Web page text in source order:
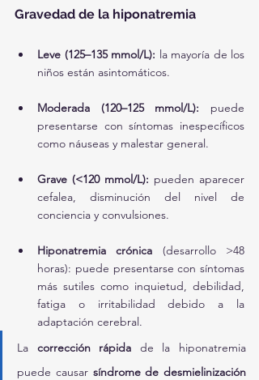
Gravedad de la hiponatremia
Leve (125–135 mmol/L): la mayoría de los
niños están asintomáticos.
Moderada (120–125 mmol/L): puede
presentarse con síntomas inespecíficos
como náuseas y malestar general.
Grave (<120 mmol/L): pueden aparecer
cefalea, disminución del nivel de
conciencia y convulsiones.
Hiponatremia crónica (desarrollo >48
horas): puede presentarse con síntomas
más sutiles como inquietud, debilidad,
fatiga o irritabilidad debido a la
adaptación cerebral.
La corrección rápida de la hiponatremia
puede causar síndrome de desmielinización